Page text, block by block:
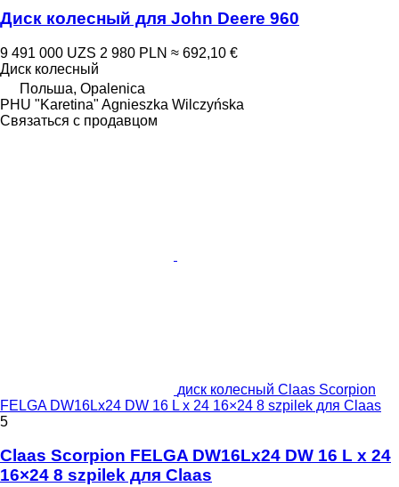
Диск колесный для John Deere 960
9 491 000 UZS 2 980 PLN ≈ 692,10 €
Диск колесный
Польша, Opalenica
PHU "Karetina" Agnieszka Wilczyńska
Связаться с продавцом
диск колесный Claas Scorpion
FELGA DW16Lx24 DW 16 L x 24 16×24 8 szpilek для Claas
5
Claas Scorpion FELGA DW16Lx24 DW 16 L x 24
16×24 8 szpilek для Claas